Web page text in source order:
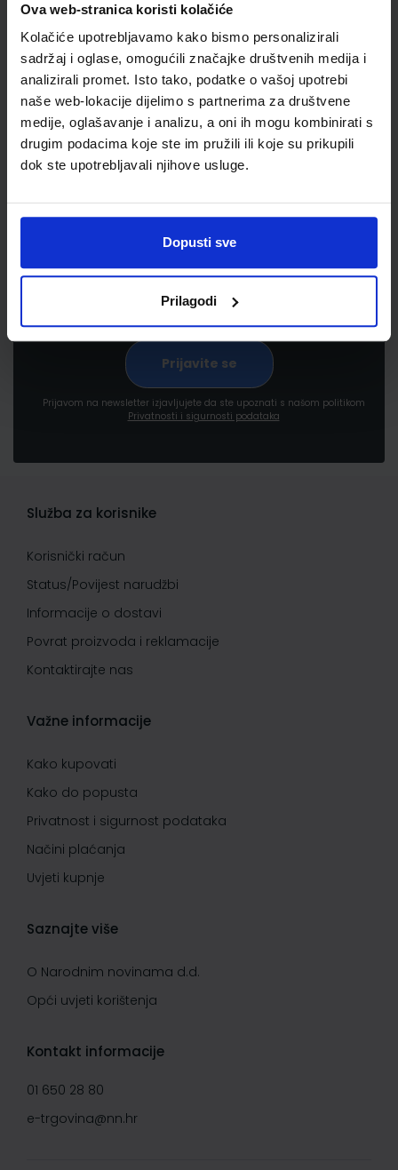
Ova web-stranica koristi kolačiće
Kolačiće upotrebljavamo kako bismo personalizirali
sadržaj i oglase, omogućili značajke društvenih medija i
analizirali promet. Isto tako, podatke o vašoj upotrebi
naše web-lokacije dijelimo s partnerima za društvene
medije, oglašavanje i analizu, a oni ih mogu kombinirati s
drugim podacima koje ste im pružili ili koje su prikupili
dok ste upotrebljavali njihove usluge.
Dopusti sve
Prilagodi
Newsletter prijava
Prijavite se kako bi primali informacije o novim
pogodnostima
Prijavom na newsletter izjavljujete da ste upoznati s našom politikom
Privatnosti i sigurnosti podataka
Služba za korisnike
Korisnički račun
Status/Povijest narudžbi
Informacije o dostavi
Povrat proizvoda i reklamacije
Kontaktirajte nas
Važne informacije
Kako kupovati
Kako do popusta
Privatnost i sigurnost podataka
Načini plaćanja
Uvjeti kupnje
Saznajte više
O Narodnim novinama d.d.
Opći uvjeti korištenja
Kontakt informacije
01 650 28 80
e-trgovina@nn.hr